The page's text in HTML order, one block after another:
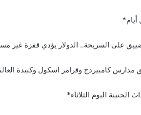
مدارس كامبيردج وقرامر اسكول وكبيدة
اليوم الثلاثاء*